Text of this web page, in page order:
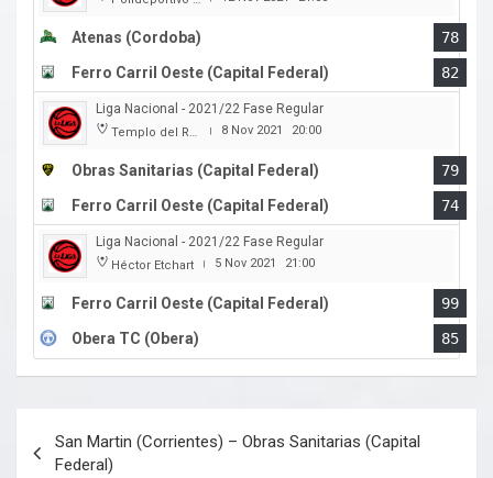
Atenas (Cordoba)
78
Ferro Carril Oeste (Capital Federal)
82
Liga Nacional - 2021/22 Fase Regular
Templo del Rock | 8 Nov 2021 20:00
Obras Sanitarias (Capital Federal)
79
Ferro Carril Oeste (Capital Federal)
74
Liga Nacional - 2021/22 Fase Regular
Héctor Etchart | 5 Nov 2021 21:00
Ferro Carril Oeste (Capital Federal)
99
Obera TC (Obera)
85
de
San Martin (Corrientes) – Obras Sanitarias (Capital
Federal)